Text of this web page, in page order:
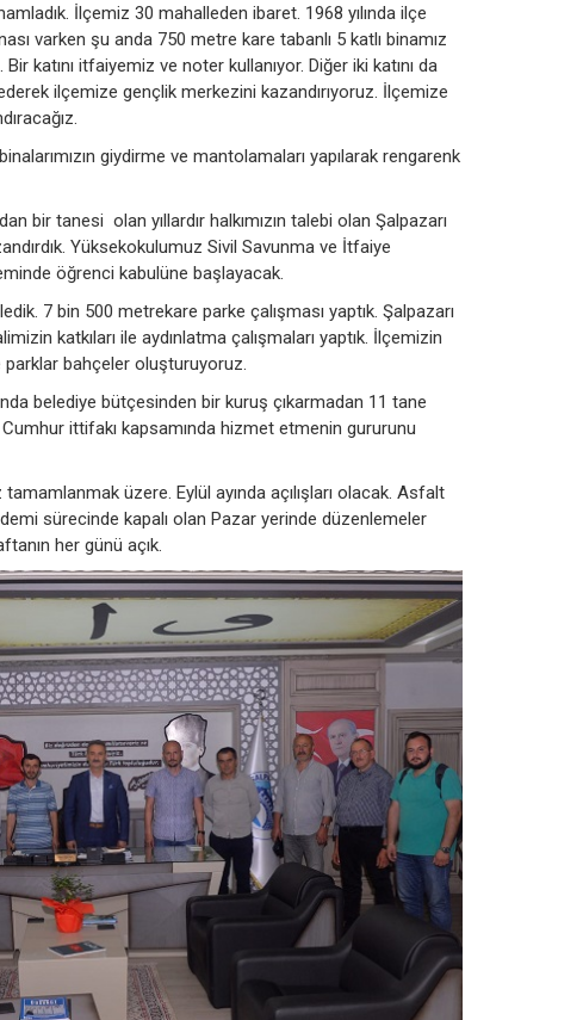
İlçemiz 30 mahalleden ibaret. 1968 yılında ilçe
varken şu anda 750 metre kare tabanlı 5 katlı binamız
Bir katını itfaiyemiz ve noter kullanıyor. Diğer iki katını da
ilçemize gençlik merkezini kazandırıyoruz. İlçemize
giydirme ve mantolamaları yapılarak rengarenk
bir tanesi olan yıllardır halkımızın talebi olan Şalpazarı
Yüksekokulumuz Sivil Savunma ve İtfaiye
öğrenci kabulüne başlayacak.
7 bin 500 metrekare parke çalışması yaptık. Şalpazarı
katkıları ile aydınlatma çalışmaları yaptık. İlçemizin
parklar bahçeler oluşturuyoruz.
belediye bütçesinden bir kuruş çıkarmadan 11 tane
Cumhur ittifakı kapsamında hizmet etmenin gururunu
üzere. Eylül ayında açılışları olacak. Asfalt
sürecinde kapalı olan Pazar yerinde düzenlemeler
her günü açık.